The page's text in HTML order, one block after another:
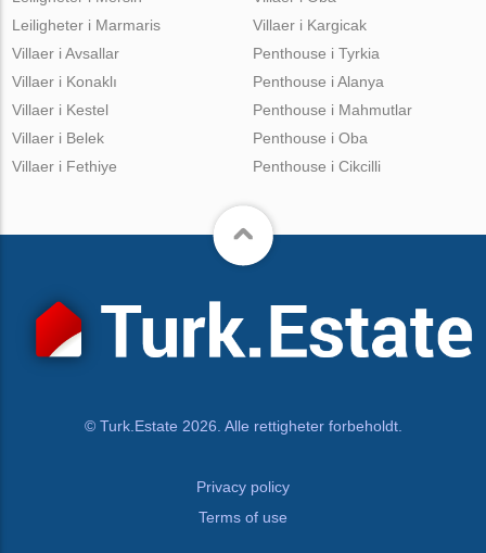
Leiligheter i Marmaris
Villaer i Kargicak
Villaer i Avsallar
Villaer i Konaklı
Villaer i Kestel
Villaer i Belek
Villaer i Fethiye
Penthouse i Tyrkia
Penthouse i Alanya
Penthouse i Mahmutlar
Penthouse i Oba
Penthouse i Cikcilli
© Turk.Estate 2026. Alle rettigheter forbeholdt.
Privacy policy
Terms of use